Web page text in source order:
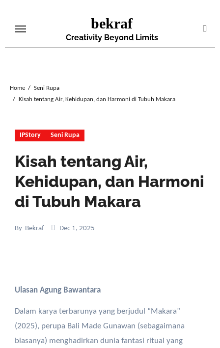
content
bekraf
Creativity Beyond Limits
Home
Seni Rupa
Kisah tentang Air, Kehidupan, dan Harmoni di Tubuh Makara
IPStory Seni Rupa
Kisah tentang Air,
Kehidupan, dan Harmoni
di Tubuh Makara
By Bekraf Dec 1, 2025
Ulasan Agung Bawantara
Dalam karya terbarunya yang berjudul “Makara”
(2025), perupa Bali Made Gunawan (sebagaimana
biasanya) menghadirkan dunia fantasi ritual yang